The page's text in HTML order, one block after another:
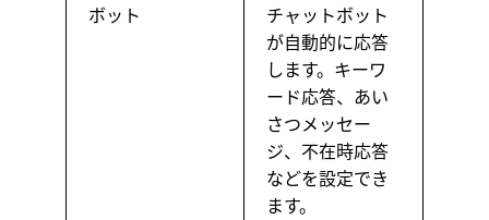
ボット
チャットボット
が自動的に応答
します。キーワ
ード応答、あい
さつメッセー
ジ、不在時応答
などを設定でき
ます。